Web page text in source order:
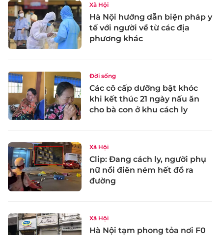
Xã Hội
Hà Nội hướng dẫn biện pháp y
tế với người về từ các địa
phương khác
Đời sống
Các cô cấp dưỡng bật khóc
khi kết thúc 21 ngày nấu ăn
cho bà con ở khu cách ly
Xã Hội
Clip: Đang cách ly, người phụ
nữ nổi điên ném hết đồ ra
đường
Xã Hội
Hà Nội tạm phong tỏa nơi F0